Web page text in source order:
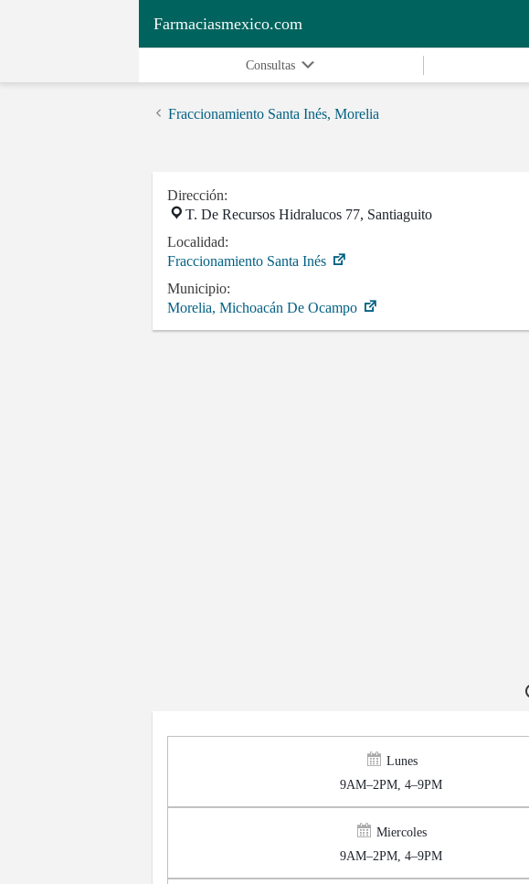
Farmaciasmexico.com
Consultas
Fraccionamiento Santa Inés, Morelia
Dirección:
T. De Recursos Hidralucos 77, Santiaguito
Localidad:
Fraccionamiento Santa Inés
Municipio:
Morelia, Michoacán De Ocampo
Lunes
9AM–2PM, 4–9PM
Miercoles
9AM–2PM, 4–9PM